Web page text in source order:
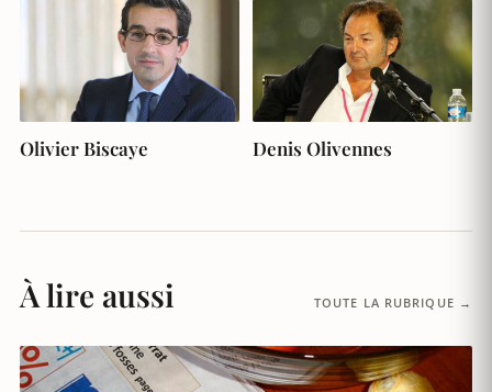
Olivier Biscaye Denis Olivennes
À lire aussi TOUTE LA RUBRIQUE →